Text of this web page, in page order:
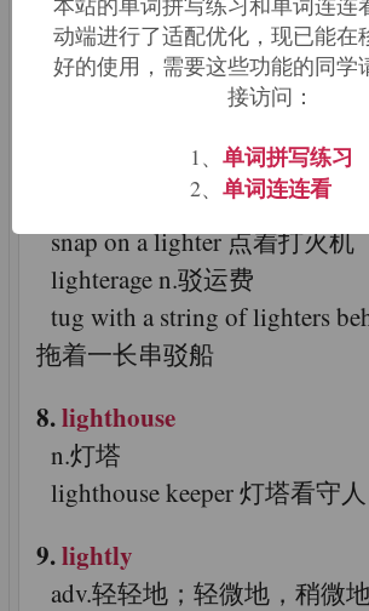
lightning beetle (bug)萤火虫
lightning war 闪电战
n.打火机；点火器；点火者
船运送（货物）
snap on a lighter 点着打火机
lighterage n.驳运费
tug with a string of lighters
拖着一长串驳船
8.lighthouse
n.灯塔
lighthouse keeper 灯塔看守人
9.lightly
adv.轻轻地；轻微地，稍微
动端进行了适配优化，现已能在
好的使用，需要这些功能的同学
接访问：
1、 单词拼写练习
2、 单词连连看